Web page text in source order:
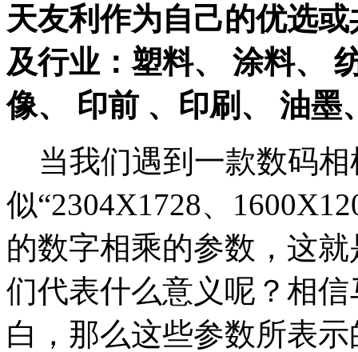
天友利作为自己的优选
及行业：塑料、 涂料、
像、 印前 、印刷、 油墨
当我们遇到一款数码相
似“2304X1728、
的数字相乘的参数，这
们代表什么意义呢？相
白，那么这些参数所表